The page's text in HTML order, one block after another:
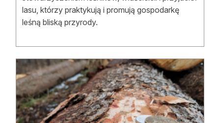
lasu, którzy praktykują i promują gospodarkę
leśną bliską przyrody.